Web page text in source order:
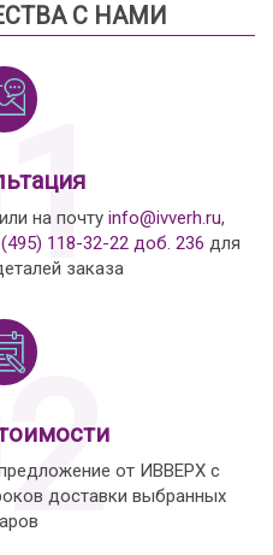
С НАМИ
на почту info@ivverh.ru,
118-32-22 доб. 236 для
заказа
от ИВВЕРХ с
доставки выбранных